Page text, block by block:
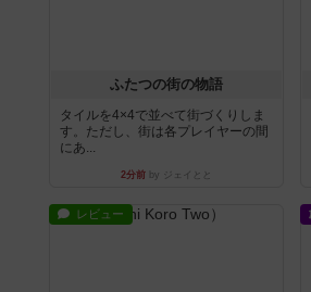
ふたつの街の物語
タイルを4×4で並べて街づくりしま
す。ただし、街は各プレイヤーの間
にあ...
2分前 by ジェイとと
レビュー